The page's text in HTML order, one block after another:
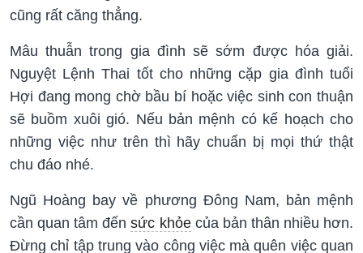
cũng rất căng thẳng.
Mâu thuẫn trong gia đình sẽ sớm được hóa giải.
Nguyệt Lệnh Thai tốt cho những cặp gia đình tuổi
Hợi đang mong chờ bầu bí hoặc việc sinh con thuận
sẽ buồm xuôi gió. Nếu bản mệnh có kế hoạch cho
những việc như trên thì hãy chuẩn bị mọi thứ thật
chu đáo nhé.
Ngũ Hoàng bay về phương Đông Nam, bản mệnh
cần quan tâm đếnsức khỏecủa bản thân nhiều hơn.
Đừng chỉ tập trung vào công việc mà quên việc quan